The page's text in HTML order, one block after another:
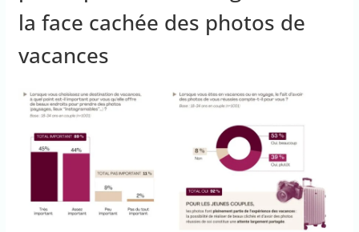
la face cachée des photos de
vacances